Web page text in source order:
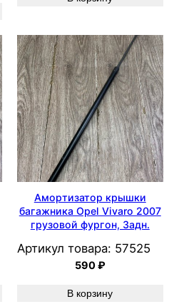
Амортизатор крышки
багажника Opel Vivaro 2007
грузовой фургон, Задн.
Артикул товара: 57525
590₽
В корзину